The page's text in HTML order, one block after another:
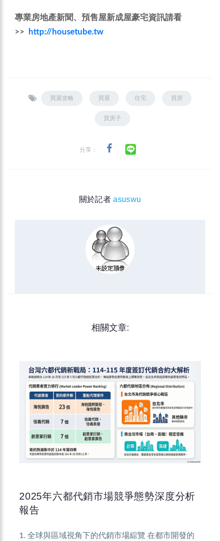
專業房地產新聞、預售屋新成屋豪宅資訊請看
>>
http://housetube.tw
買屋攻略 買屋 住宅 買房
買房子
分享：
關於記者asuswu
相關文章:
2025年六都代銷市場競爭態勢深度分析
報告
1. 全球與區域視角下的代銷市場綜覽 在都市開發的